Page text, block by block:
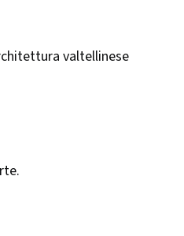
valtellinese